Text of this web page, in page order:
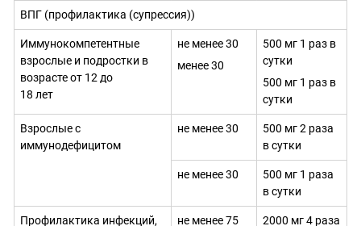
ВПГ (профилактика (супрессия))
Иммунокомпетентные
взрослые и подростки в
возрасте от 12 до
18 лет
не менее 30
менее 30
500 мг 1 раз в
сутки
500 мг 1 раз в
сутки
Взрослые с
иммунодефицитом
не менее 30
500 мг 2 раза
в сутки
не менее 30
500 мг 1 раза
в сутки
Профилактика инфекций,
не менее 75
2000 мг 4 раза